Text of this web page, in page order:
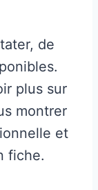
de
plus sur
montrer
et
fiche.